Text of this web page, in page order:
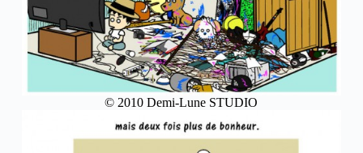
© 2010 Demi-Lune STUDIO